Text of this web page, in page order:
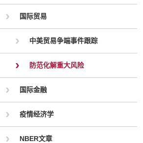
国际贸易
中美贸易争端事件跟踪
防范化解重大风险
国际金融
疫情经济学
NBER文章